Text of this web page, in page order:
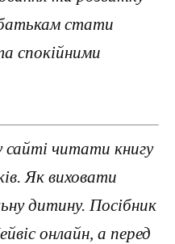
стати
спокійними
читати книгу
Як виховати
дитину. Посібник
онлайн, а перед